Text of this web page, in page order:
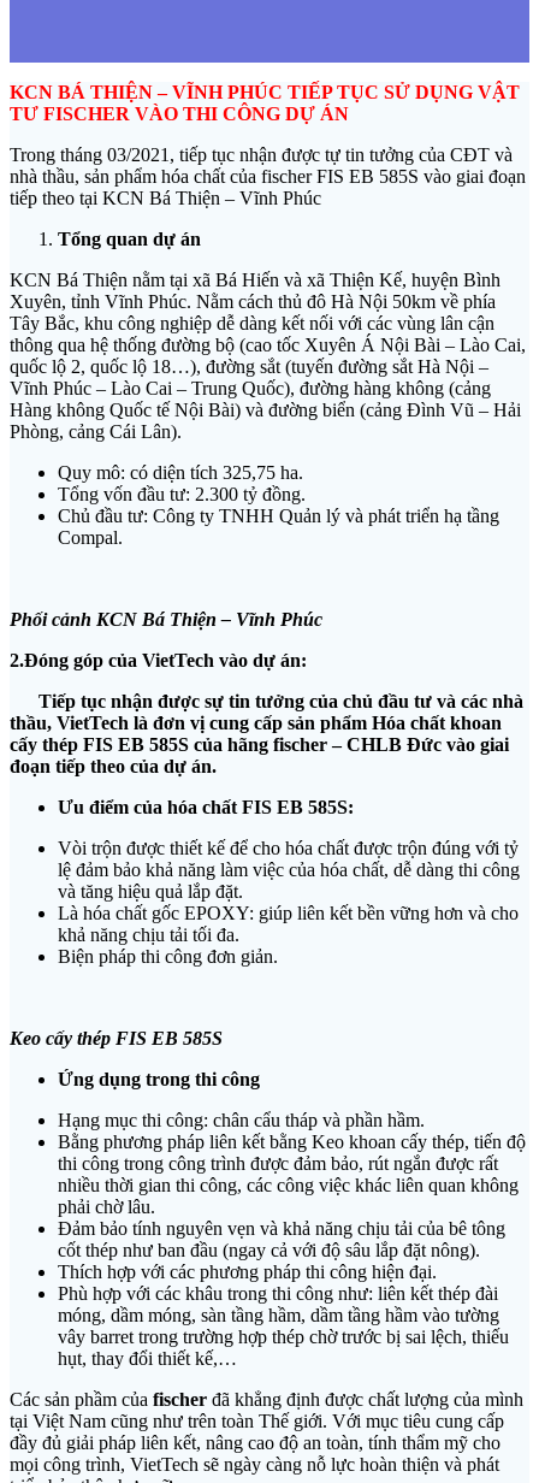
KCN BÁ THIỆN – VĨNH PHÚC TIẾP TỤC SỬ DỤNG VẬT
TƯ FISCHER VÀO THI CÔNG DỰ ÁN
Trong tháng 03/2021, tiếp tục nhận được tự tin tưởng của CĐT và
nhà thầu, sản phẩm hóa chất của fischer FIS EB 585S vào giai đoạn
tiếp theo tại KCN Bá Thiện – Vĩnh Phúc
Tổng quan dự án
KCN Bá Thiện nằm tại xã Bá Hiến và xã Thiện Kế, huyện Bình
Xuyên, tỉnh Vĩnh Phúc. Nằm cách thủ đô Hà Nội 50km về phía
Tây Bắc, khu công nghiệp dễ dàng kết nối với các vùng lân cận
thông qua hệ thống đường bộ (cao tốc Xuyên Á Nội Bài – Lào Cai,
quốc lộ 2, quốc lộ 18…), đường sắt (tuyến đường sắt Hà Nội –
Vĩnh Phúc – Lào Cai – Trung Quốc), đường hàng không (cảng
Hàng không Quốc tế Nội Bài) và đường biển (cảng Đình Vũ – Hải
Phòng, cảng Cái Lân).
Quy mô: có diện tích 325,75 ha.
Tổng vốn đầu tư: 2.300 tỷ đồng.
Chủ đầu tư: Công ty TNHH Quản lý và phát triển hạ tầng
Compal.
Phối cảnh KCN Bá Thiện – Vĩnh Phúc
2.Đóng góp của VietTech vào dự án:
Tiếp tục nhận được sự tin tưởng của chủ đầu tư và các nhà
thầu, VietTech là đơn vị cung cấp sản phẩm Hóa chất khoan
cấy thép FIS EB 585S của hãng fischer – CHLB Đức vào giai
đoạn tiếp theo của dự án.
Ưu điểm của hóa chất FIS EB 585S:
Vòi trộn được thiết kế để cho hóa chất được trộn đúng với tỷ
lệ đảm bảo khả năng làm việc của hóa chất, dễ dàng thi công
và tăng hiệu quả lắp đặt.
Là hóa chất gốc EPOXY: giúp liên kết bền vững hơn và cho
khả năng chịu tải tối đa.
Biện pháp thi công đơn giản.
Keo cấy thép FIS EB 585S
Ứng dụng trong thi công
Hạng mục thi công: chân cẩu tháp và phần hầm.
Bằng phương pháp liên kết bằng Keo khoan cấy thép, tiến độ
thi công trong công trình được đảm bảo, rút ngắn được rất
nhiều thời gian thi công, các công việc khác liên quan không
phải chờ lâu.
Đảm bảo tính nguyên vẹn và khả năng chịu tải của bê tông
cốt thép như ban đầu (ngay cả với độ sâu lắp đặt nông).
Thích hợp với các phương pháp thi công hiện đại.
Phù hợp với các khâu trong thi công như: liên kết thép đài
móng, dầm móng, sàn tầng hầm, dầm tầng hầm vào tường
vây barret trong trường hợp thép chờ trước bị sai lệch, thiếu
hụt, thay đổi thiết kế,…
Các sản phầm của fischer đã khẳng định được chất lượng của mình
tại Việt Nam cũng như trên toàn Thế giới. Với mục tiêu cung cấp
đầy đủ giải pháp liên kết, nâng cao độ an toàn, tính thẩm mỹ cho
mọi công trình, VietTech sẽ ngày càng nỗ lực hoàn thiện và phát